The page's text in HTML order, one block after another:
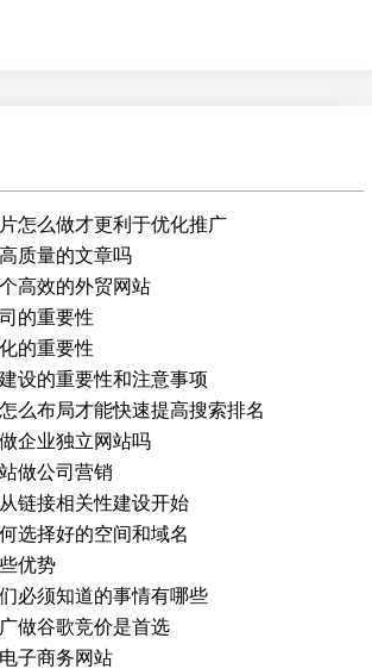
怎么做才更利于优化推广
质量的文章吗
高效的外贸网站
的重要性
的重要性
设的重要性和注意事项
么布局才能快速提高搜索排名
企业独立网站吗
做公司营销
链接相关性建设开始
选择好的空间和域名
优势
必须知道的事情有哪些
做谷歌竞价是首选
子商务网站